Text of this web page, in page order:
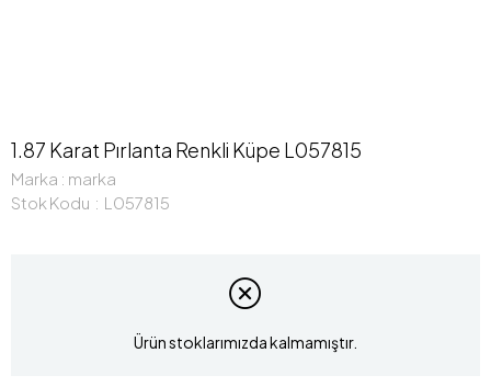
1.87 Karat Pırlanta Renkli Küpe L057815
Marka : marka
Stok Kodu
L057815
Ürün stoklarımızda kalmamıştır.